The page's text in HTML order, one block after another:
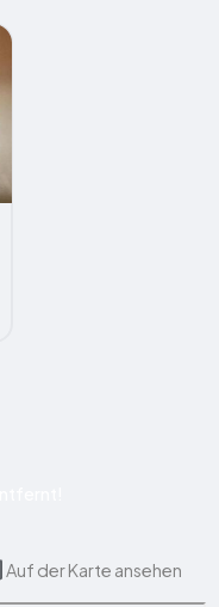
Auf der Karte ansehen